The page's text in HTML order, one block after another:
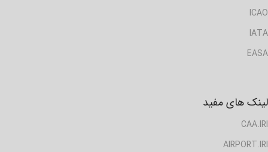
ICAO
IATA
EASA
لینک های مفید
CAA.IRI
AIRPORT.IRI